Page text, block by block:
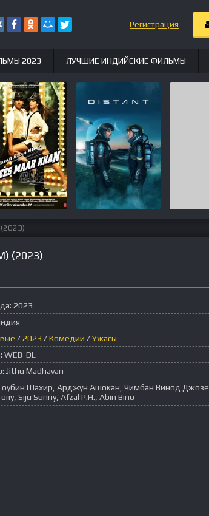
(2023)
2023
/2023 /Комедии /Ужасы
WEB-DL
Jithu Madhavan
Шахир, Арджун Ашокан, Чимбан Винод Джозе,
Siju Sunny, Afzal P.H., Abin Bino
Регистрация
2023 ЛУЧШИЕ ИНДИЙСКИЕ ФИЛЬМЫ